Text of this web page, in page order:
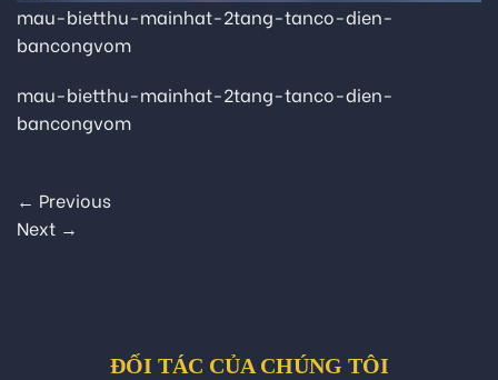
mau-bietthu-mainhat-2tang-tanco-dien-
bancongvom
mau-bietthu-mainhat-2tang-tanco-dien-
bancongvom
← Previous
Next →
ĐỐI TÁC CỦA CHÚNG TÔI